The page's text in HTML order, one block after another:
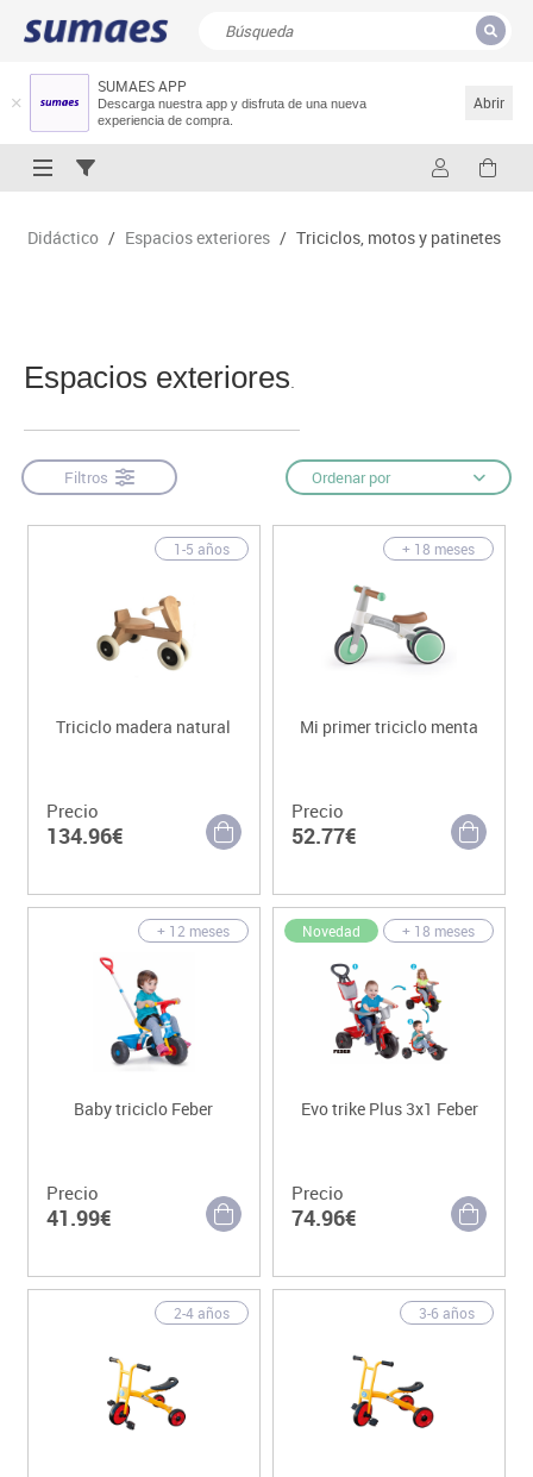
SUMAES APP
Descarga nuestra app y disfruta de una nueva
experiencia de compra.
Abrir
Resultados de la búsqueda
Didáctico / Espacios exteriores / Triciclos, motos y patinetes
Espacios exteriores
Filtros Ordenar por
1-5 años
Triciclo madera natural
Precio
134.96€
+ 18 meses
Mi primer triciclo menta
Precio
52.77€
+ 12 meses
Baby triciclo Feber
Precio
41.99€
Novedad + 18 meses
Evo trike Plus 3x1 Feber
Precio
74.96€
2-4 años 3-6 años